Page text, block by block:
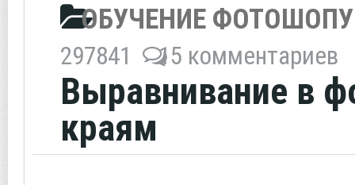
ОБУЧЕНИЕ ФОТОШОПУ
297841 15 комментариев
Выравнивание в
краям